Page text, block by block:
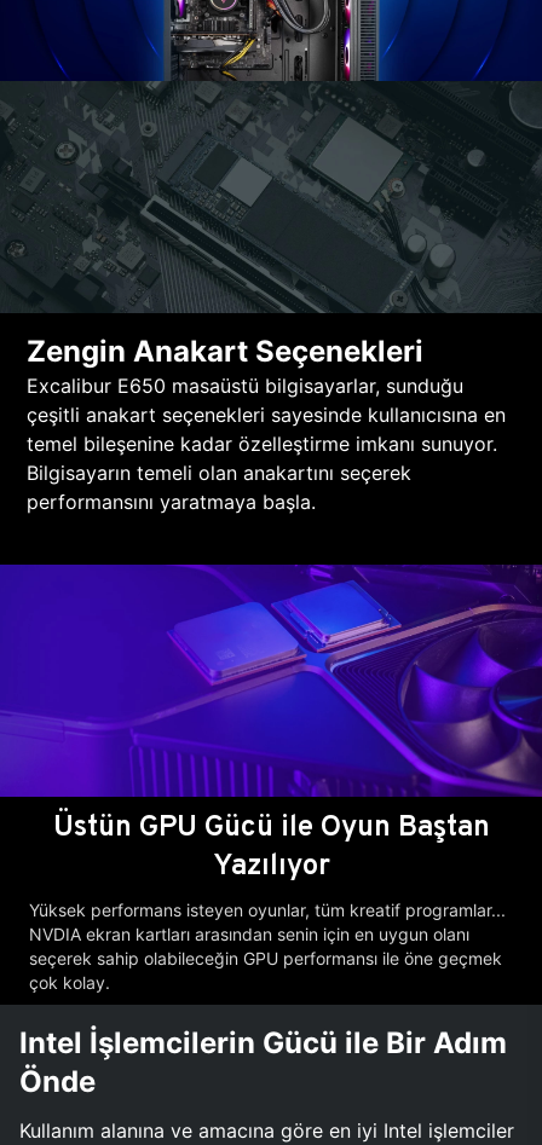
Zengin Anakart Seçenekleri
Excalibur E650 masaüstü bilgisayarlar, sunduğu
çeşitli anakart seçenekleri sayesinde kullanıcısına en
temel bileşenine kadar özelleştirme imkanı sunuyor.
Bilgisayarın temeli olan anakartını seçerek
performansını yaratmaya başla.
Üstün GPU Gücü ile Oyun Baştan
Yazılıyor
Yüksek performans isteyen oyunlar, tüm kreatif programlar...
NVDIA ekran kartları arasından senin için en uygun olanı
seçerek sahip olabileceğin GPU performansı ile öne geçmek
çok kolay.
Intel İşlemcilerin Gücü ile Bir Adım
Önde
Kullanım alanına ve amacına göre en iyi Intel işlemciler